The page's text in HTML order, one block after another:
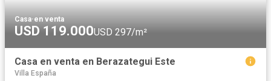
Casa·en venta
USD 119.000USD 297/m²
Casa en venta en Berazategui Este
Villa España